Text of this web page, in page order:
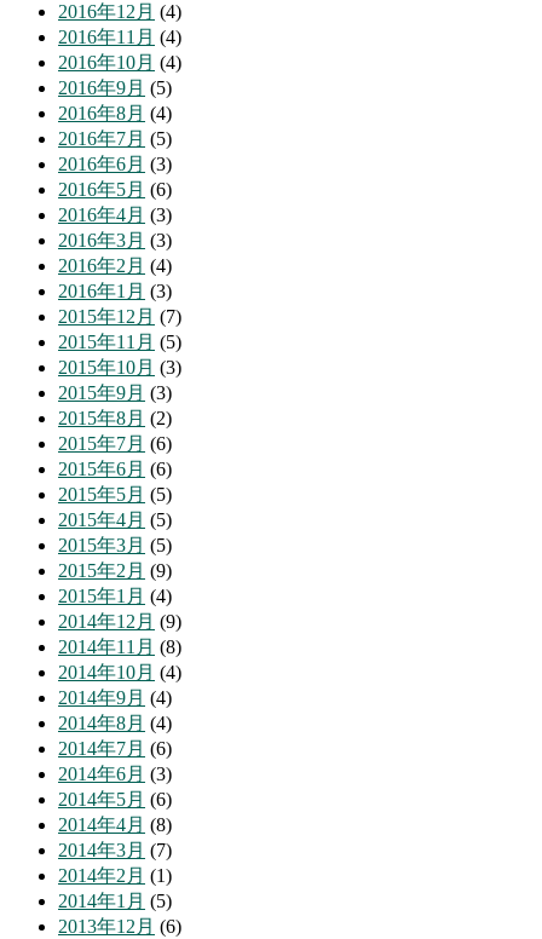
2016年12月 (4)
2016年11月 (4)
2016年10月 (4)
2016年9月 (5)
2016年8月 (4)
2016年7月 (5)
2016年6月 (3)
2016年5月 (6)
2016年4月 (3)
2016年3月 (3)
2016年2月 (4)
2016年1月 (3)
2015年12月 (7)
2015年11月 (5)
2015年10月 (3)
2015年9月 (3)
2015年8月 (2)
2015年7月 (6)
2015年6月 (6)
2015年5月 (5)
2015年4月 (5)
2015年3月 (5)
2015年2月 (9)
2015年1月 (4)
2014年12月 (9)
2014年11月 (8)
2014年10月 (4)
2014年9月 (4)
2014年8月 (4)
2014年7月 (6)
2014年6月 (3)
2014年5月 (6)
2014年4月 (8)
2014年3月 (7)
2014年2月 (1)
2014年1月 (5)
2013年12月 (6)